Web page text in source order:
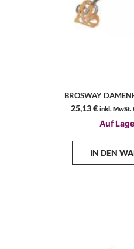
BROSWAY
25,13€ inkl. MwSt.
Auf
IN DEN